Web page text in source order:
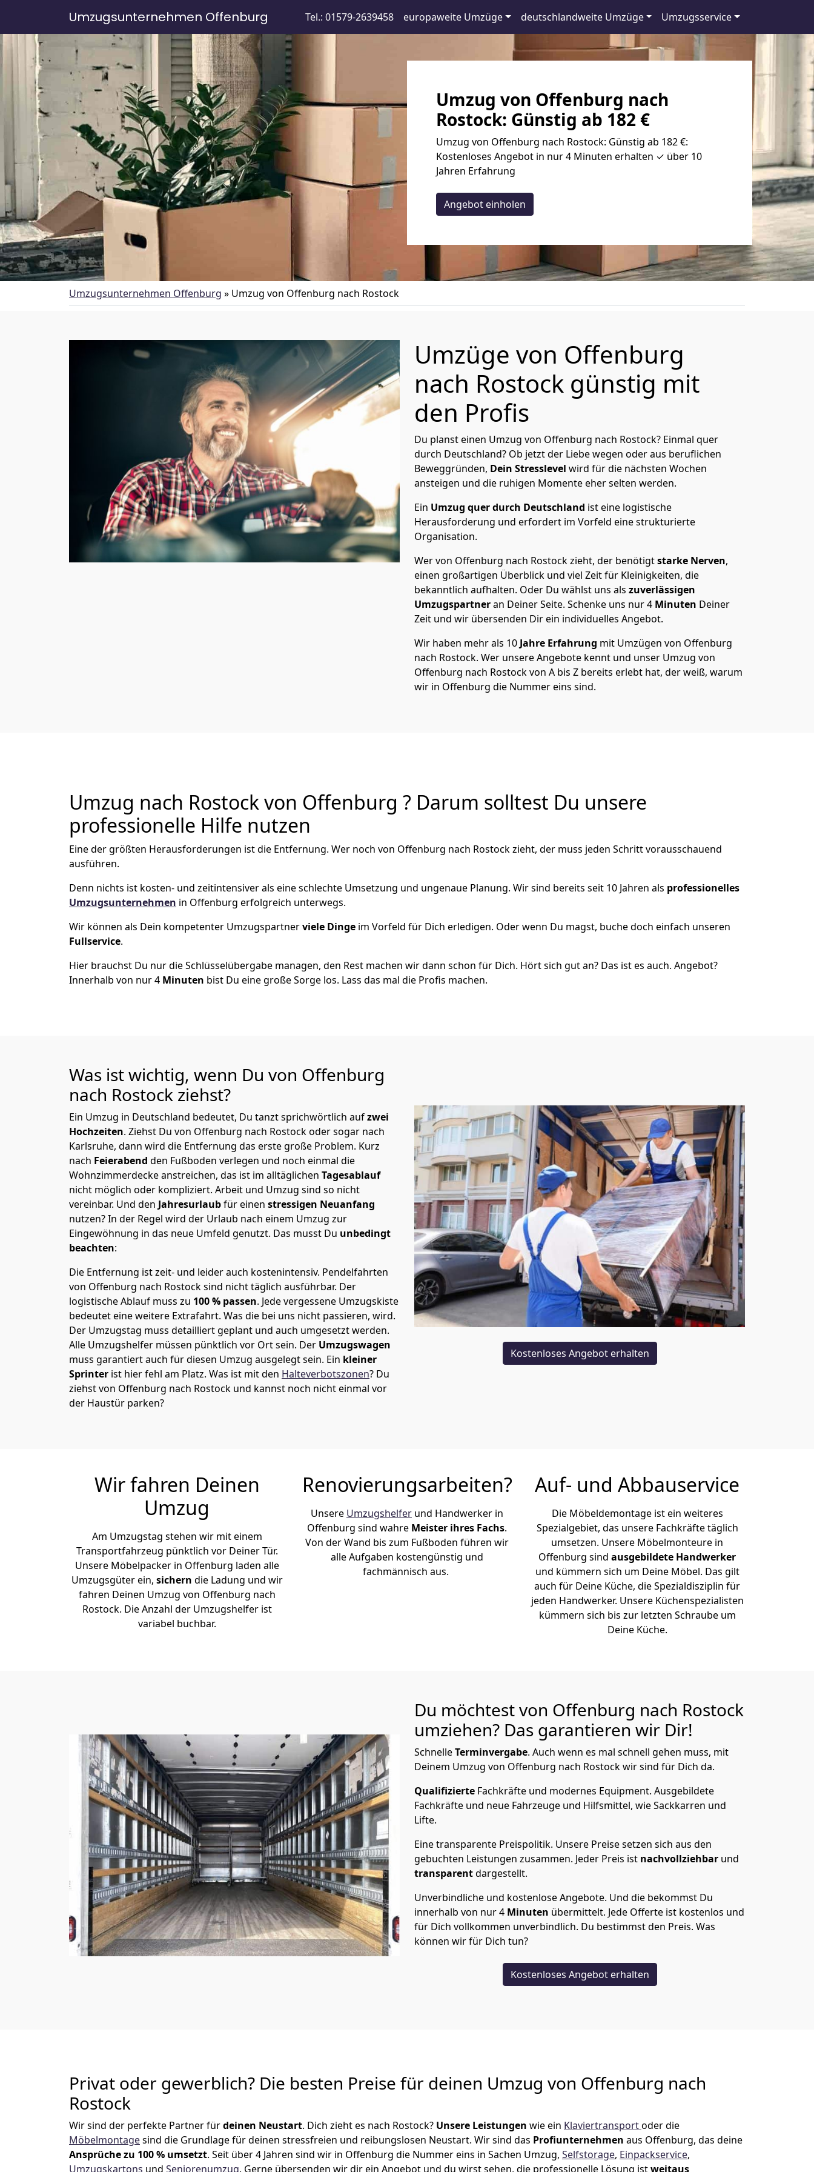
Umzugsunternehmen Offenburg Tel.: 01579-2639458 europaweite Umzüge deutschlandweite Umzüge Umzugsservice
Umzug von Offenburg nach
Rostock: Günstig ab 182 €
Umzug von Offenburg nach Rostock: Günstig ab 182 €:
Kostenloses Angebot in nur 4 Minuten erhalten ✓ über 10
Jahren Erfahrung
Angebot einholen
Umzugsunternehmen Offenburg » Umzug von Offenburg nach Rostock
Umzüge von Offenburg
nach Rostock günstig mit
den Profis
Du planst einen Umzug von Offenburg nach Rostock? Einmal quer
durch Deutschland? Ob jetzt der Liebe wegen oder aus beruflichen
Beweggründen, Dein Stresslevel wird für die nächsten Wochen
ansteigen und die ruhigen Momente eher selten werden.
Ein Umzug quer durch Deutschland ist eine logistische
Herausforderung und erfordert im Vorfeld eine strukturierte
Organisation.
Wer von Offenburg nach Rostock zieht, der benötigtstarke Nerven,
einen großartigen Überblick und viel Zeit für Kleinigkeiten, die
bekanntlich aufhalten. Oder Du wählst uns als zuverlässigen
Umzugspartneran Deiner Seite. Schenke uns nur4 Minuten Deiner
Zeit und wir übersenden Dir ein individuelles Angebot.
Wir haben mehr als 10 Jahre Erfahrung mit Umzügen von Offenburg
nach Rostock. Wer unsere Angebote kennt und unser Umzug von
Offenburg nach Rostock von A bis Z bereits erlebt hat, der weiß, warum
wir in Offenburg die Nummer eins sind.
Umzug nach Rostock von Offenburg ? Darum solltest Du unsere
professionelle Hilfe nutzen
Eine der größten Herausforderungen ist die Entfernung. Wer noch von Offenburg nach Rostock zieht, der muss jeden Schritt vorausschauend
ausführen.
Denn nichts ist kosten- und zeitintensiver als eine schlechte Umsetzung und ungenaue Planung. Wir sind bereits seit 10 Jahren als professionelles
Umzugsunternehmen in Offenburg erfolgreich unterwegs.
Wir können als Dein kompetenter Umzugspartnerviele Dinge im Vorfeld für Dich erledigen. Oder wenn Du magst, buche doch einfach unseren
Fullservice.
Hier brauchst Du nur die Schlüsselübergabe managen, den Rest machen wir dann schon für Dich. Hört sich gut an? Das ist es auch. Angebot?
Innerhalb von nur 4 Minuten bist Du eine große Sorge los. Lass das mal die Profis machen.
Was ist wichtig, wenn Du von Offenburg
nach Rostock ziehst?
Ein Umzug in Deutschland bedeutet, Du tanzt sprichwörtlich aufzwei
Hochzeiten. Ziehst Du von Offenburg nach Rostock oder sogar nach
Karlsruhe, dann wird die Entfernung das erste große Problem. Kurz
nach Feierabend den Fußboden verlegen und noch einmal die
Wohnzimmerdecke anstreichen, das ist im alltäglichen Tagesablauf
nicht möglich oder kompliziert. Arbeit und Umzug sind so nicht
vereinbar. Und den Jahresurlaubfür einen stressigen Neuanfang
nutzen? In der Regel wird der Urlaub nach einem Umzug zur
Eingewöhnung in das neue Umfeld genutzt. Das musst Du unbedingt
beachten:
Die Entfernung ist zeit- und leider auch kostenintensiv. Pendelfahrten
von Offenburg nach Rostock sind nicht täglich ausführbar. Der
logistische Ablauf muss zu 100 % passen. Jede vergessene Umzugskiste
bedeutet eine weitere Extrafahrt. Was die bei uns nicht passieren, wird.
Der Umzugstag muss detailliert geplant und auch umgesetzt werden.
Alle Umzugshelfer müssen pünktlich vor Ort sein. Der Umzugswagen
muss garantiert auch für diesen Umzug ausgelegt sein. Ein kleiner
Sprinter ist hier fehl am Platz. Was ist mit den Halteverbotszonen? Du
ziehst von Offenburg nach Rostock und kannst noch nicht einmal vor
der Haustür parken?
Kostenloses Angebot erhalten
Wir fahren Deinen
Umzug
Am Umzugstag stehen wir mit einem
Transportfahrzeug pünktlich vor Deiner Tür.
Unsere Möbelpacker in Offenburg laden alle
Umzugsgüter ein, sichern die Ladung und wir
fahren Deinen Umzug von Offenburg nach
Rostock. Die Anzahl der Umzugshelfer ist
variabel buchbar.
Renovierungsarbeiten?
Unsere Umzugshelfer und Handwerker in
Offenburg sind wahre Meister ihres Fachs.
Von der Wand bis zum Fußboden führen wir
alle Aufgaben kostengünstig und
fachmännisch aus.
Auf- und Abbauservice
Die Möbeldemontage ist ein weiteres
Spezialgebiet, das unsere Fachkräfte täglich
umsetzen. Unsere Möbelmonteure in
Offenburg sind ausgebildete Handwerker
und kümmern sich um Deine Möbel. Das gilt
auch für Deine Küche, die Spezialdisziplin für
jeden Handwerker. Unsere Küchenspezialisten
kümmern sich bis zur letzten Schraube um
Deine Küche.
Du möchtest von Offenburg nach Rostock
umziehen? Das garantieren wir Dir!
SchnelleTerminvergabe. Auch wenn es mal schnell gehen muss, mit
Deinem Umzug von Offenburg nach Rostock wir sind für Dich da.
Qualifizierte Fachkräfte und modernes Equipment. Ausgebildete
Fachkräfte und neue Fahrzeuge und Hilfsmittel, wie Sackkarren und
Lifte.
Eine transparente Preispolitik. Unsere Preise setzen sich aus den
gebuchten Leistungen zusammen. Jeder Preis ist nachvollziehbar und
transparentdargestellt.
Unverbindliche und kostenlose Angebote. Und die bekommst Du
innerhalb von nur4 Minuten übermittelt. Jede Offerte ist kostenlos und
für Dich vollkommen unverbindlich. Du bestimmst den Preis. Was
können wir für Dich tun?
Kostenloses Angebot erhalten
Privat oder gewerblich? Die besten Preise für deinen Umzug von Offenburg nach
Rostock
Wir sind der perfekte Partner fürdeinen Neustart. Dich zieht es nach Rostock? Unsere Leistungen wie ein Klaviertransportoder die
Möbelmontagesind die Grundlage für deinen stressfreien und reibungslosen Neustart. Wir sind das Profiunternehmen aus Offenburg, das deine
Ansprüche zu 100 % umsetzt. Seit über 4 Jahren sind wir in Offenburg die Nummer eins in Sachen Umzug, Selfstorage, Einpackservice,
Umzugskartons und Seniorenumzug. Gerne übersenden wir dir ein Angebot und du wirst sehen, die professionelle Lösung istweitaus